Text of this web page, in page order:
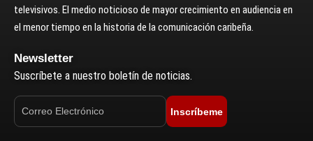
televisivos. El medio noticioso de mayor crecimiento en audiencia en
el menor tiempo en la historia de la comunicación caribeña.
Newsletter
Suscríbete a nuestro boletín de noticias.
Inscríbeme